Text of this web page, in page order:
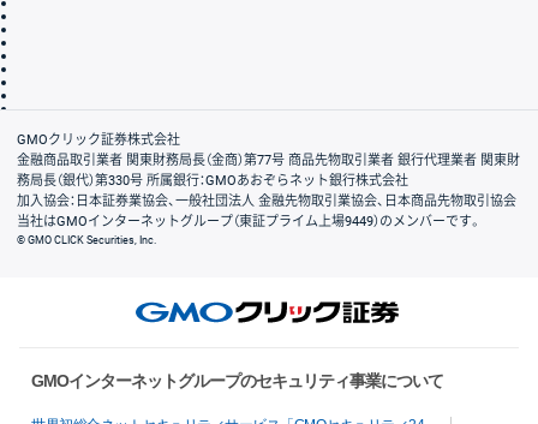
会社案内
GMOクリック証券株式会社
金融商品取引業者 関東財務局長（金商）第77号 商品先物取引業者 銀行代理業者 関東財
務局長（銀代）第330号 所属銀行：GMOあおぞらネット銀行株式会社
加入協会：日本証券業協会、一般社団法人 金融先物取引業協会、日本商品先物取引協会
当社はGMOインターネットグループ（東証プライム上場9449）のメンバーです。
© GMO CLICK Securities, Inc.
GMOインターネットグループのセキュリティ事業について